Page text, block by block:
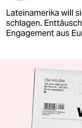
Lateinamerika will
schlagen.
Engagement aus